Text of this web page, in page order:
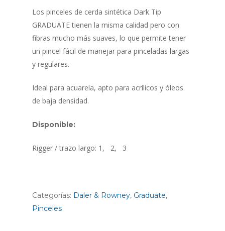
Los pinceles de cerda sintética Dark Tip
GRADUATE tienen la misma calidad pero con
fibras mucho más suaves, lo que permite tener
un pincel fácil de manejar para pinceladas largas
y regulares.
Ideal para acuarela, apto para acrílicos y óleos
de baja densidad.
Disponible:
Rigger / trazo largo: 1, 2, 3
Categorías: Daler & Rowney, Graduate,
Pinceles